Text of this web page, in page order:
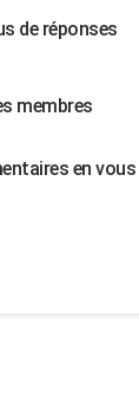
de réponses
membres
en vous